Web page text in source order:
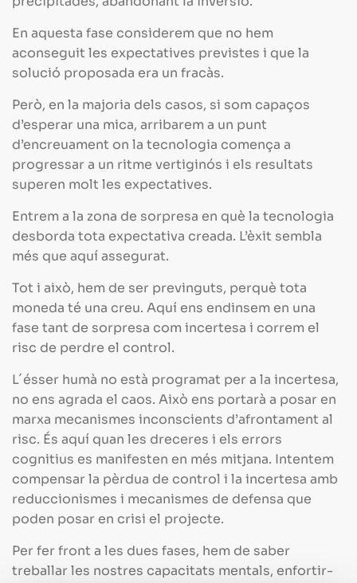
En aquesta fase considerem que no hem
aconseguit les expectatives previstes i que la
solució proposada era un fracàs.
Però, en la majoria dels casos, si som capaços
d’esperar una mica, arribarem a un punt
d’encreuament on la tecnologia comença a
progressar a un ritme vertiginós i els resultats
superen molt les expectatives.
Entrem a la zona de sorpresa en què la tecnologia
desborda tota expectativa creada. L’èxit sembla
més que aquí assegurat.
Tot i això, hem de ser previnguts, perquè tota
moneda té una creu. Aquí ens endinsem en una
fase tant de sorpresa com incertesa i correm el
risc de perdre el control.
L´ésser humà no està programat per a la incertesa,
no ens agrada el caos. Això ens portarà a posar en
marxa mecanismes inconscients d’afrontament al
risc. És aquí quan les dreceres i els errors
cognitius es manifesten en més mitjana. Intentem
compensar la pèrdua de control i la incertesa amb
reduccionismes i mecanismes de defensa que
poden posar en crisi el projecte.
Per fer front a les dues fases, hem de saber
treballar les nostres capacitats mentals, enfortir-